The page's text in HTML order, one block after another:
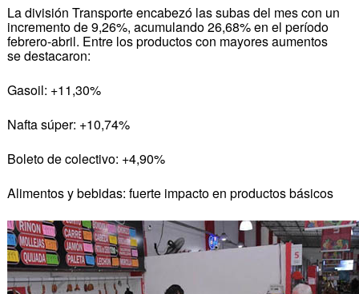
La división Transporte encabezó las subas del mes con un
incremento de 9,26%, acumulando 26,68% en el período
febrero-abril. Entre los productos con mayores aumentos
se destacaron:
Gasoil: +11,30%
Nafta súper: +10,74%
Boleto de colectivo: +4,90%
Alimentos y bebidas: fuerte impacto en productos básicos